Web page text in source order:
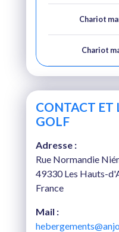
Chariot
Chariot
CONTACT ET
GOLF
Adresse :
Rue Normandie
49330 Les Hauts-
France
Mail :